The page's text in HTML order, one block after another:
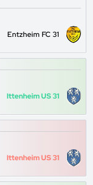
Entzheim FC 31
Ittenheim US 31
Ittenheim US 31